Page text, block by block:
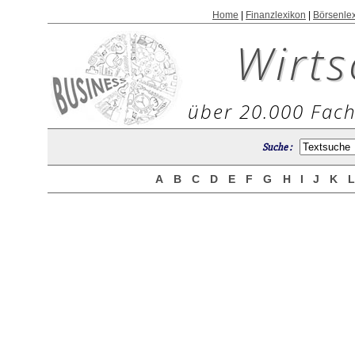
Home Finanzlexikon
über 20.000
Suche :
A B C D E F G H I J K